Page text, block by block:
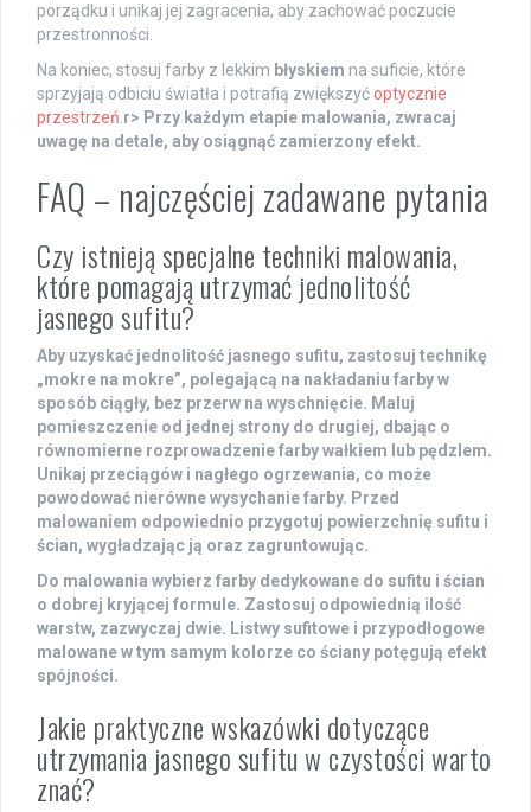
porządku i unikaj jej zagracenia, aby zachować poczucie
przestronności.
Na koniec, stosuj farby z lekkim błyskiem na suficie, które
sprzyjają odbiciu światła i potrafią zwiększyćoptycznie
przestrzeń r> Przy każdym etapie malowania, zwracaj
uwagę na detale, aby osiągnąć zamierzony efekt.
FAQ – najczęściej zadawane pytania
Czy istnieją specjalne techniki malowania,
które pomagają utrzymać jednolitość
jasnego sufitu?
Aby uzyskać jednolitość jasnego sufitu, zastosuj technikę
„mokre na mokre”, polegającą na nakładaniu farby w
sposób ciągły, bez przerw na wyschnięcie. Maluj
pomieszczenie od jednej strony do drugiej, dbając o
równomierne rozprowadzenie farby wałkiem lub pędzlem.
Unikaj przeciągów i nagłego ogrzewania, co może
powodować nierówne wysychanie farby. Przed
malowaniem odpowiednio przygotuj powierzchnię sufitu i
ścian, wygładzając ją oraz zagruntowując.
Do malowania wybierz farby dedykowane do sufitu i ścian
o dobrej kryjącej formule. Zastosuj odpowiednią ilość
warstw, zazwyczaj dwie. Listwy sufitowe i przypodłogowe
malowane w tym samym kolorze co ściany potęgują efekt
spójności.
Jakie praktyczne wskazówki dotyczące
utrzymania jasnego sufitu w czystości warto
znać?